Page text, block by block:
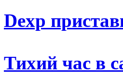
Dexp
Тихий час в